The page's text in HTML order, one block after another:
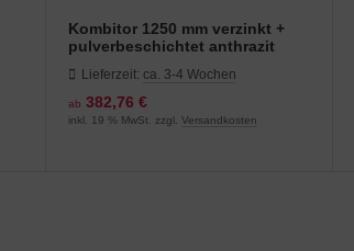
Kombitor 1250 mm verzinkt +
pulverbeschichtet anthrazit
Lieferzeit: ca. 3-4 Wochen
ab 382,76 €
inkl. 19 % MwSt. zzgl.Versandkosten